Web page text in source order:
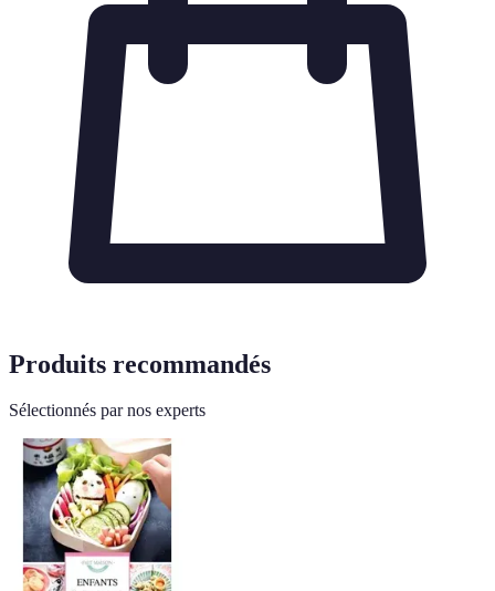
Produits recommandés
Sélectionnés par nos experts